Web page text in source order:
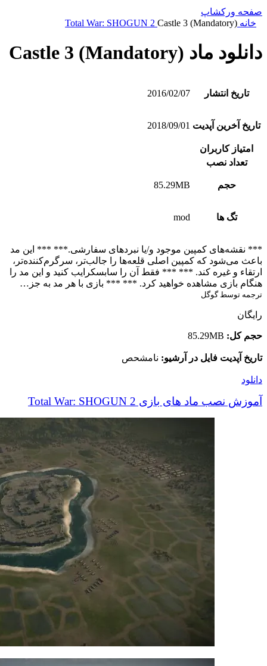
صفحه ورکشاپ
خانه
Total War: SHOGUN 2 Castle 3 (Mandatory)
دانلود ماد Castle 3 (Mandatory)
تاریخ انتشار 2016/02/07
تاریخ آخرین آپدیت 2018/09/01
امتیاز کاربران
تعداد نصب
حجم 85.29MB
تگ ها mod
*** نقشه‌های کمپین موجود و/یا نبردهای سفارشی.*** *** این مد
باعث می‌شود که کمپین اصلی قلعه‌ها را جالب‌تر، سرگرم‌کننده‌تر،
ارتقاء و غیره کند. *** *** فقط آن را سابسکرایب کنید و این مد را
هنگام بازی مشاهده خواهید کرد. *** *** بازی با هر مد به جز…
ترجمه توسط گوگل
رایگان
حجم کل: 85.29MB
تاریخ آپدیت فایل در آرشیو: نامشحص
دانلود
آموزش نصب ماد های بازی Total War: SHOGUN 2